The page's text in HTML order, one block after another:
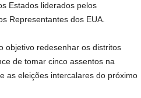
Estados liderados pelos
Representantes dos EUA.
objetivo redesenhar os distritos
de tomar cinco assentos na
as eleições intercalares do próximo